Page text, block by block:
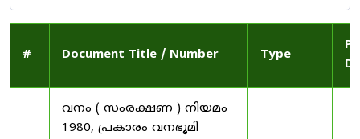
# Document Title / Number Type
വനം ( സംരക്ഷണ ) നിയമം
1980, പ്രകാരം വനഭൂമി